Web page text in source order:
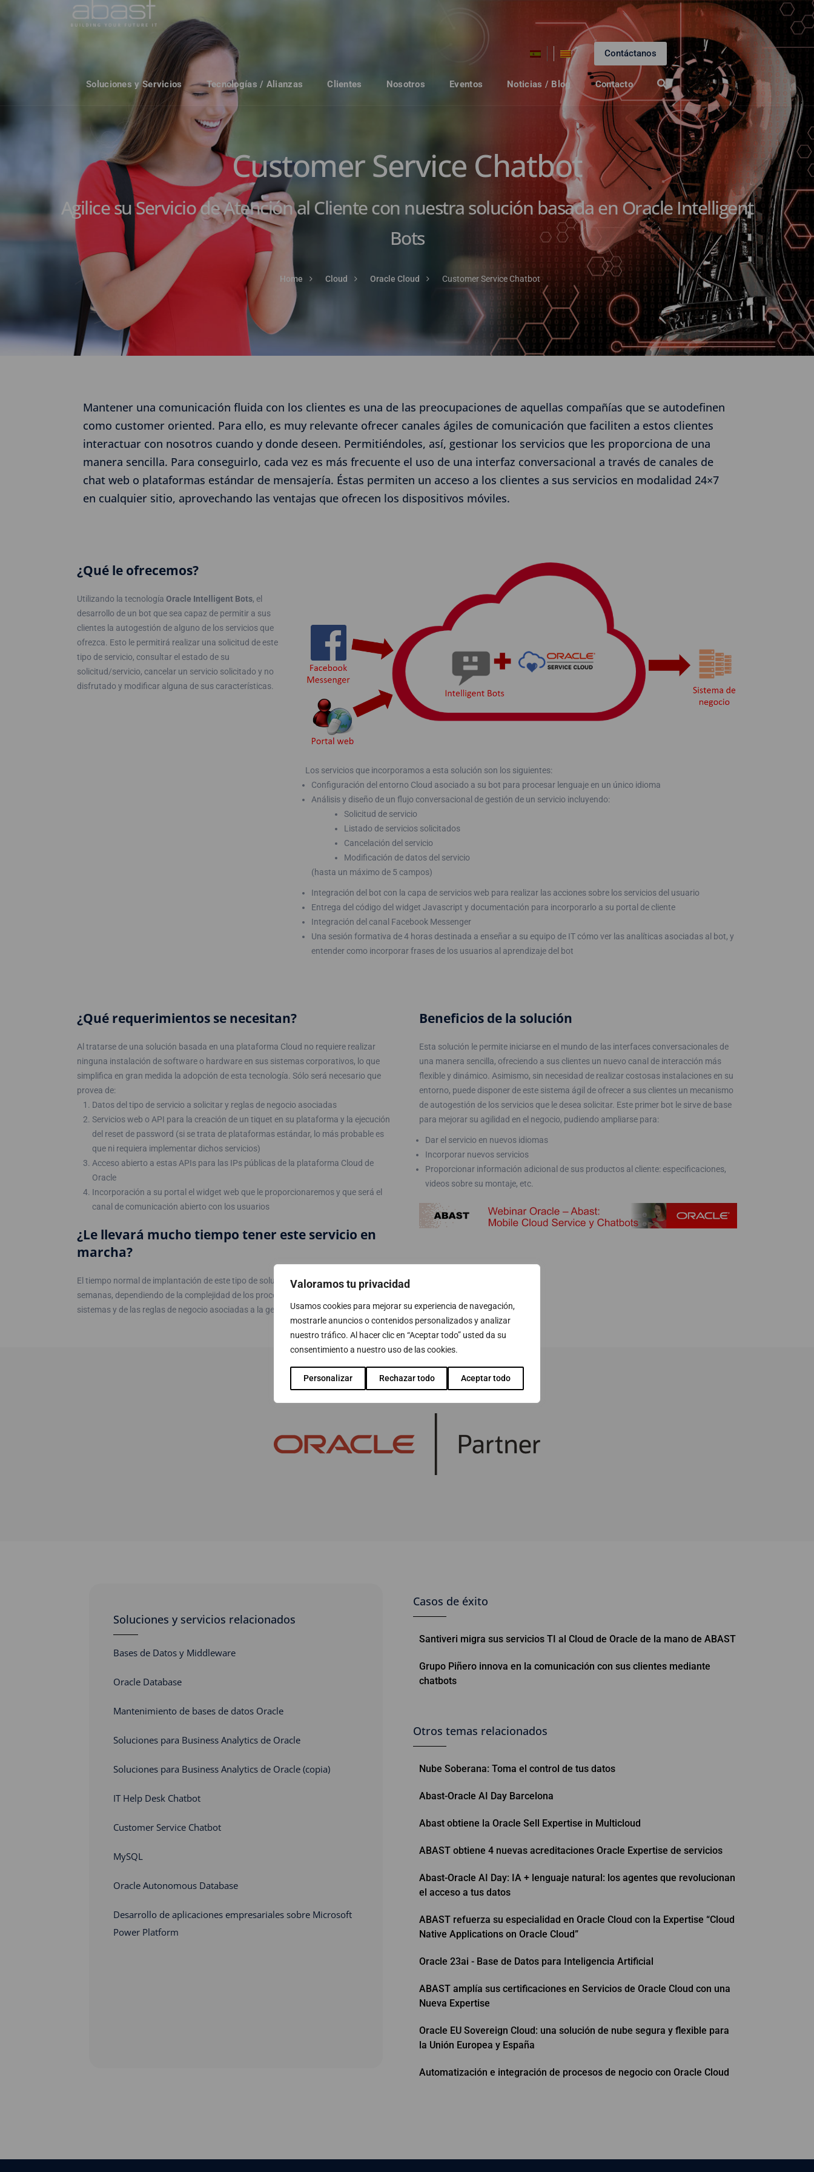
Valoramos tu privacidad
Usamos cookies para mejorar su experiencia de navegación,
mostrarle anuncios o contenidos personalizados y analizar
nuestro tráfico. Al hacer clic en “Aceptar todo” usted da su
consentimiento a nuestro uso de las cookies.
Personalizar Rechazar todo Aceptar todo
Contáctanos
Soluciones y Servicios Tecnologías / Alianzas Clientes Nosotros Eventos Noticias / Blog Contacto
Customer Service Chatbot
Agilice su Servicio de Atención al Cliente con nuestra solución basada en Oracle Intelligent
Bots
Home Cloud Oracle Cloud Customer Service Chatbot
Mantener una comunicación fluida con los clientes es una de las preocupaciones de aquellas compañías que se autodefinen
como customer oriented. Para ello, es muy relevante ofrecer canales ágiles de comunicación que faciliten a estos clientes
interactuar con nosotros cuando y donde deseen. Permitiéndoles, así, gestionar los servicios que les proporciona de una
manera sencilla. Para conseguirlo, cada vez es más frecuente el uso de una interfaz conversacional a través de canales de
chat web o plataformas estándar de mensajería. Éstas permiten un acceso a los clientes a sus servicios en modalidad 24×7
en cualquier sitio, aprovechando las ventajas que ofrecen los dispositivos móviles.
¿Qué le ofrecemos?
Utilizando la tecnología Oracle Intelligent Bots, el
desarrollo de un bot que sea capaz de permitir a sus
clientes la autogestión de alguno de los servicios que
ofrezca. Esto le permitirá realizar una solicitud de este
tipo de servicio, consultar el estado de su
solicitud/servicio, cancelar un servicio solicitado y no
disfrutado y modificar alguna de sus características.
Los servicios que incorporamos a esta solución son los siguientes:
Configuración del entorno Cloud asociado a su bot para procesar lenguaje en un único idioma
Análisis y diseño de un flujo conversacional de gestión de un servicio incluyendo:
Solicitud de servicio
Listado de servicios solicitados
Cancelación del servicio
Modificación de datos del servicio
(hasta un máximo de 5 campos)
Integración del bot con la capa de servicios web para realizar las acciones sobre los servicios del usuario
Entrega del código del widget Javascript y documentación para incorporarlo a su portal de cliente
Integración del canal Facebook Messenger
Una sesión formativa de 4 horas destinada a enseñar a su equipo de IT cómo ver las analíticas asociadas al bot, y
entender como incorporar frases de los usuarios al aprendizaje del bot
¿Qué requerimientos se necesitan?
Al tratarse de una solución basada en una plataforma Cloud no requiere realizar
ninguna instalación de software o hardware en sus sistemas corporativos, lo que
simplifica en gran medida la adopción de esta tecnología. Sólo será necesario que
provea de:
Datos del tipo de servicio a solicitar y reglas de negocio asociadas
Servicios web o API para la creación de un tiquet en su plataforma y la ejecución
del reset de password (si se trata de plataformas estándar, lo más probable es
que ni requiera implementar dichos servicios)
Acceso abierto a estas APIs para las IPs públicas de la plataforma Cloud de
Oracle
Incorporación a su portal el widget web que le proporcionaremos y que será el
canal de comunicación abierto con los usuarios
¿Le llevará mucho tiempo tener este servicio en
marcha?
El tiempo normal de implantación de este tipo de soluciones oscila entre 3 y 4
semanas, dependiendo de la complejidad de los procesos de integración con sus
sistemas y de las reglas de negocio asociadas a la gestión del servicio
Beneficios de la solución
Esta solución le permite iniciarse en el mundo de las interfaces conversacionales de
una manera sencilla, ofreciendo a sus clientes un nuevo canal de interacción más
flexible y dinámico. Asimismo, sin necesidad de realizar costosas instalaciones en su
entorno, puede disponer de este sistema ágil de ofrecer a sus clientes un mecanismo
de autogestión de los servicios que le desea solicitar. Este primer bot le sirve de base
para mejorar su agilidad en el negocio, pudiendo ampliarse para:
Dar el servicio en nuevos idiomas
Incorporar nuevos servicios
Proporcionar información adicional de sus productos al cliente: especificaciones,
videos sobre su montaje, etc.
Soluciones y servicios relacionados
Bases de Datos y Middleware
Oracle Database
Mantenimiento de bases de datos Oracle
Soluciones para Business Analytics de Oracle
Soluciones para Business Analytics de Oracle (copia)
IT Help Desk Chatbot
Customer Service Chatbot
MySQL
Oracle Autonomous Database
Desarrollo de aplicaciones empresariales sobre Microsoft
Power Platform
Casos de éxito
Santiveri migra sus servicios TI al Cloud de Oracle de la mano de ABAST
Grupo Piñero innova en la comunicación con sus clientes mediante
chatbots
Otros temas relacionados
Nube Soberana: Toma el control de tus datos
Abast-Oracle AI Day Barcelona
Abast obtiene la Oracle Sell Expertise in Multicloud
ABAST obtiene 4 nuevas acreditaciones Oracle Expertise de servicios
Abast-Oracle AI Day: IA + lenguaje natural: los agentes que revolucionan
el acceso a tus datos
ABAST refuerza su especialidad en Oracle Cloud con la Expertise “Cloud
Native Applications on Oracle Cloud”
Oracle 23ai - Base de Datos para Inteligencia Artificial
ABAST amplía sus certificaciones en Servicios de Oracle Cloud con una
Nueva Expertise
Oracle EU Sovereign Cloud: una solución de nube segura y flexible para
la Unión Europea y España
Automatización e integración de procesos de negocio con Oracle Cloud